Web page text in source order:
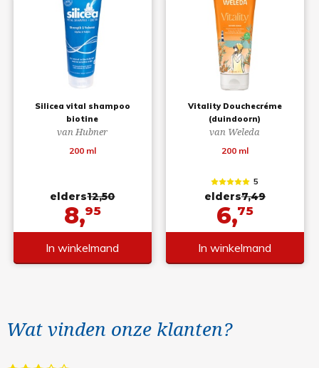
Silicea vital shampoo
biotine
van Hubner
200 ml
elders12,50
8,95
In winkelmand
Vitality Douchecréme
(duindoorn)
van Weleda
200 ml
5
elders7,49
6,75
In winkelmand
Wat vinden onze klanten?